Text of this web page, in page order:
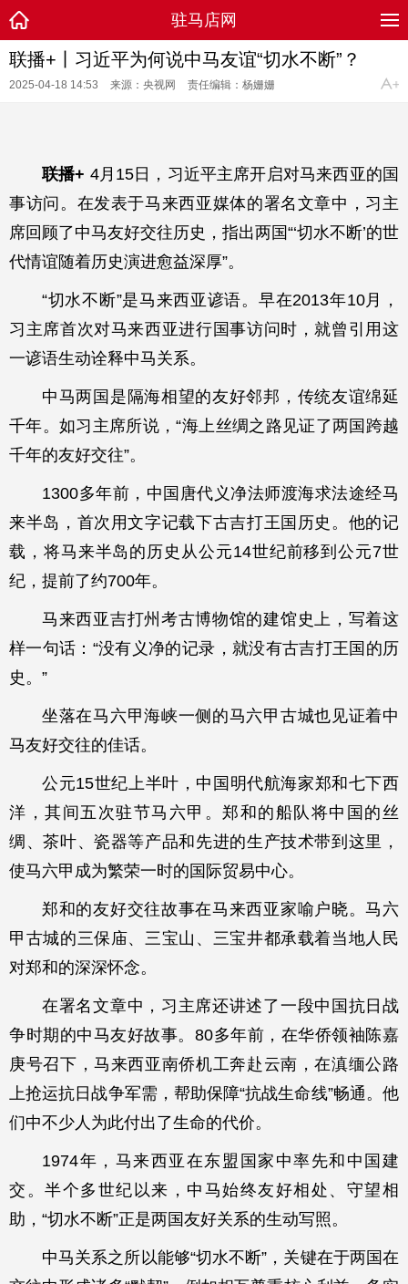
驻马店网
联播+丨习近平为何说中马友谊“切水不断”？
2025-04-18 14:53 来源：央视网 责任编辑：杨姗姗
联播+ 4月15日，习近平主席开启对马来西亚的国
事访问。在发表于马来西亚媒体的署名文章中，习主
席回顾了中马友好交往历史，指出两国“‘切水不断’的世
代情谊随着历史演进愈益深厚”。
“切水不断”是马来西亚谚语。早在2013年10月，
习主席首次对马来西亚进行国事访问时，就曾引用这
一谚语生动诠释中马关系。
中马两国是隔海相望的友好邻邦，传统友谊绵延
千年。如习主席所说，“海上丝绸之路见证了两国跨越
千年的友好交往”。
1300多年前，中国唐代义净法师渡海求法途经马
来半岛，首次用文字记载下古吉打王国历史。他的记
载，将马来半岛的历史从公元14世纪前移到公元7世
纪，提前了约700年。
马来西亚吉打州考古博物馆的建馆史上，写着这
样一句话：“没有义净的记录，就没有古吉打王国的历
史。”
坐落在马六甲海峡一侧的马六甲古城也见证着中
马友好交往的佳话。
公元15世纪上半叶，中国明代航海家郑和七下西
洋，其间五次驻节马六甲。郑和的船队将中国的丝
绸、茶叶、瓷器等产品和先进的生产技术带到这里，
使马六甲成为繁荣一时的国际贸易中心。
郑和的友好交往故事在马来西亚家喻户晓。马六
甲古城的三保庙、三宝山、三宝井都承载着当地人民
对郑和的深深怀念。
在署名文章中，习主席还讲述了一段中国抗日战
争时期的中马友好故事。80多年前，在华侨领袖陈嘉
庚号召下，马来西亚南侨机工奔赴云南，在滇缅公路
上抢运抗日战争军需，帮助保障“抗战生命线”畅通。他
们中不少人为此付出了生命的代价。
1974年，马来西亚在东盟国家中率先和中国建
交。半个多世纪以来，中马始终友好相处、守望相
助，“切水不断”正是两国友好关系的生动写照。
中马关系之所以能够“切水不断”，关键在于两国在